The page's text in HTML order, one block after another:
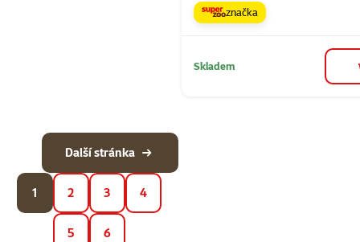
značka
Skladem
1 2 3 4
5 6
Další stránka